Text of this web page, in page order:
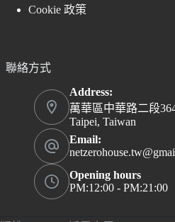
Cookie 政策
聯絡方式
Address:
萬華區中華路二段
Taipei, Taiwan
Email:
Opening hours
PM:12:00 - PM:21:00